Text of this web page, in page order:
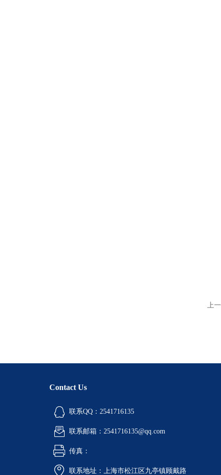
上
Contact Us
联系QQ：2541716135
联系邮箱：2541716135@qq.com
传真：
联系地址：上海市松江区九亭镇顾戴路